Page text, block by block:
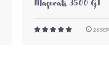
Maserati 3500 GT
26